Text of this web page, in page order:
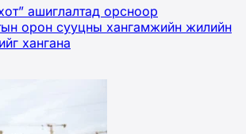
ашиглалтад орсноор
орон сууцны хангамжийн жилийн
хангана